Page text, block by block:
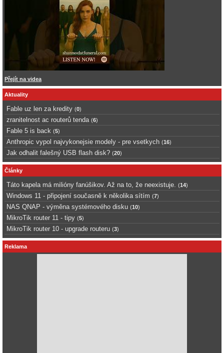
Přejít na videa
Aktuality
Fable uz len za kredity (0)
zranitelnost ac routerů tenda (6)
Fable 5 is back (5)
Anthropic vypol najvykonejsie modely - pre vsetkych (16)
Jak odhalit falešný USB flash disk? (20)
Články
Táto kapela má milióny fanúšikov. Až na to, že neexistuje. (14)
Windows 11 - připojení současně k několika sítím (7)
NAS QNAP - výměna systémového disku (10)
MikroTik router 11 - tipy (5)
MikroTik router 10 - upgrade routeru (3)
Reklama